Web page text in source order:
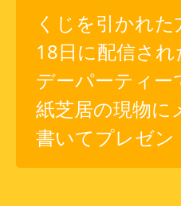
くじを引かれ
18日に配信さ
デーパーティ
紙芝居の現物に
書いてプレゼン